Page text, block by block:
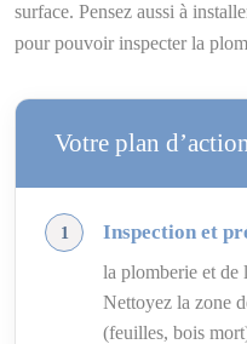
surface. Pensez aussi à
pour pouvoir inspecter la
Votre plan
Inspection et
la plomberie et de
Nettoyez la zone
(feuilles, bois